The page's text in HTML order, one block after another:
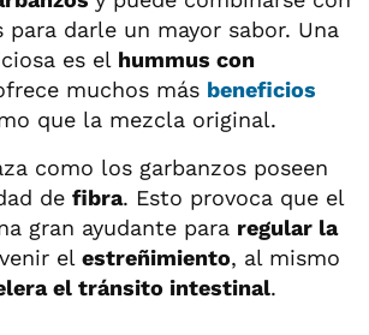
para darle un mayor sabor. Una
es el hummus con
muchos más beneficios
que la mezcla original.
como los garbanzos poseen
de fibra. Esto provoca que el
gran ayudante para regular la
el estreñimiento, al mismo
el tránsito intestinal.